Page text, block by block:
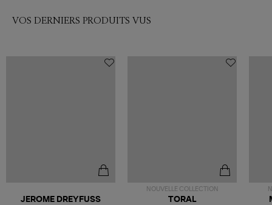
VOS DERNIERS PRODUITS VUS
JEROME DREYFUSS
NOUVELLE COLLECTION
TORAL